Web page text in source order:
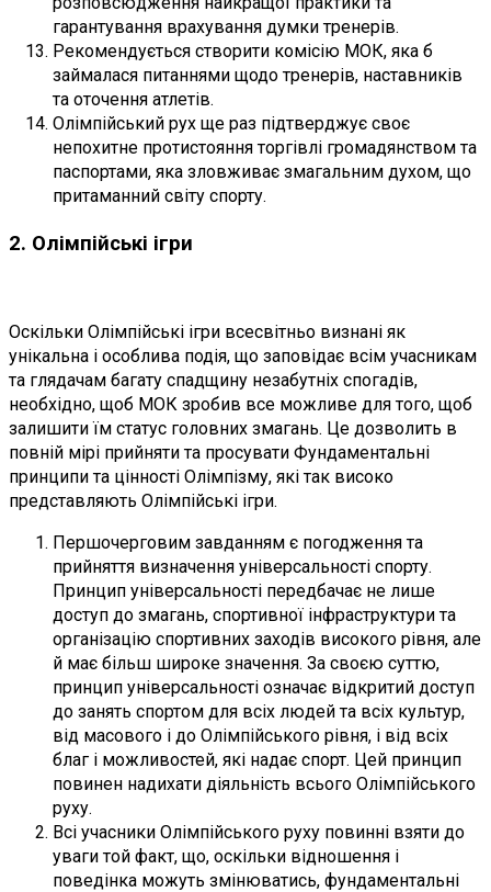
гарантування врахування думки тренерів.
Рекомендується створити комісію МОК, яка б
займалася питаннями щодо тренерів, наставників
та оточення атлетів.
Олімпійський рух ще раз підтверджує своє
непохитне протистояння торгівлі громадянством та
паспортами, яка зловживає змагальним духом, що
притаманний світу спорту.
2. Олімпійські ігри
Оскільки Олімпійські ігри всесвітньо визнані як
унікальна і особлива подія, що заповідає всім учасникам
та глядачам багату спадщину незабутніх спогадів,
необхідно, щоб МОК зробив все можливе для того, щоб
залишити їм статус головних змагань. Це дозволить в
повній мірі прийняти та просувати Фундаментальні
принципи та цінності Олімпізму, які так високо
представляють Олімпійські ігри.
Першочерговим завданням є погодження та
прийняття визначення універсальності спорту.
Принцип універсальності передбачає не лише
доступ до змагань, спортивної інфраструктури та
організацію спортивних заходів високого рівня, але
й має більш широке значення. За своєю суттю,
принцип універсальності означає відкритий доступ
до занять спортом для всіх людей та всіх культур,
від масового і до Олімпійського рівня, і від всіх
благ і можливостей, які надає спорт. Цей принцип
повинен надихати діяльність всього Олімпійського
руху.
Всі учасники Олімпійського руху повинні взяти до
уваги той факт, що, оскільки відношення і
поведінка можуть змінюватись, фундаментальні